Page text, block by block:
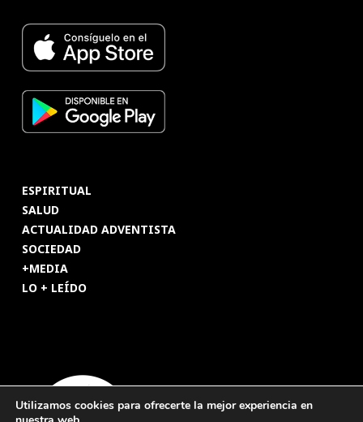
ESPIRITUAL
SALUD
ACTUALIDAD ADVENTISTA
SOCIEDAD
+MEDIA
LO + LEÍDO
Utilizamos cookies para ofrecerte la mejor experiencia en